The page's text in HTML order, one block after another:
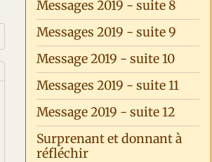
Messages 2019 - suite 8
Messages 2019 - suite 9
Message 2019 - suite 10
Messages 2019 - suite 11
Message 2019 - suite 12
Surprenant et donnant à
réfléchir